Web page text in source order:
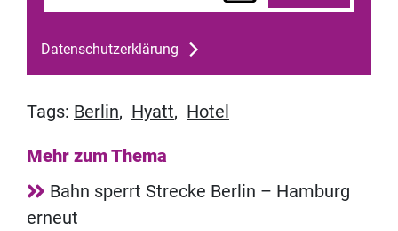
Datenschutzerklärung
Tags: Berlin, Hyatt, Hotel
Mehr zum Thema
Bahn sperrt Strecke Berlin – Hamburg
erneut